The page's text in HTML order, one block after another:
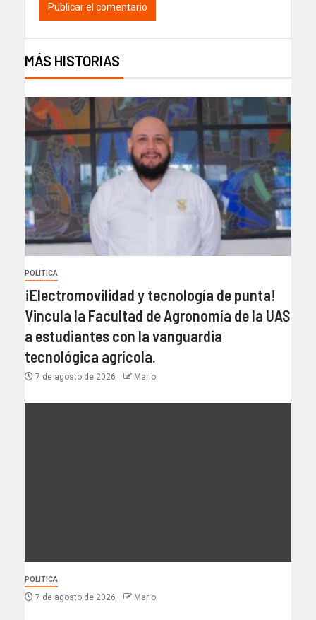
MÁS HISTORIAS
POLÍTICA
¡Electromovilidad y tecnología de punta!
Vincula la Facultad de Agronomía de la UAS
a estudiantes con la vanguardia
tecnológica agrícola.
7 de agosto de 2026 Mario
POLÍTICA
7 de agosto de 2026 Mario